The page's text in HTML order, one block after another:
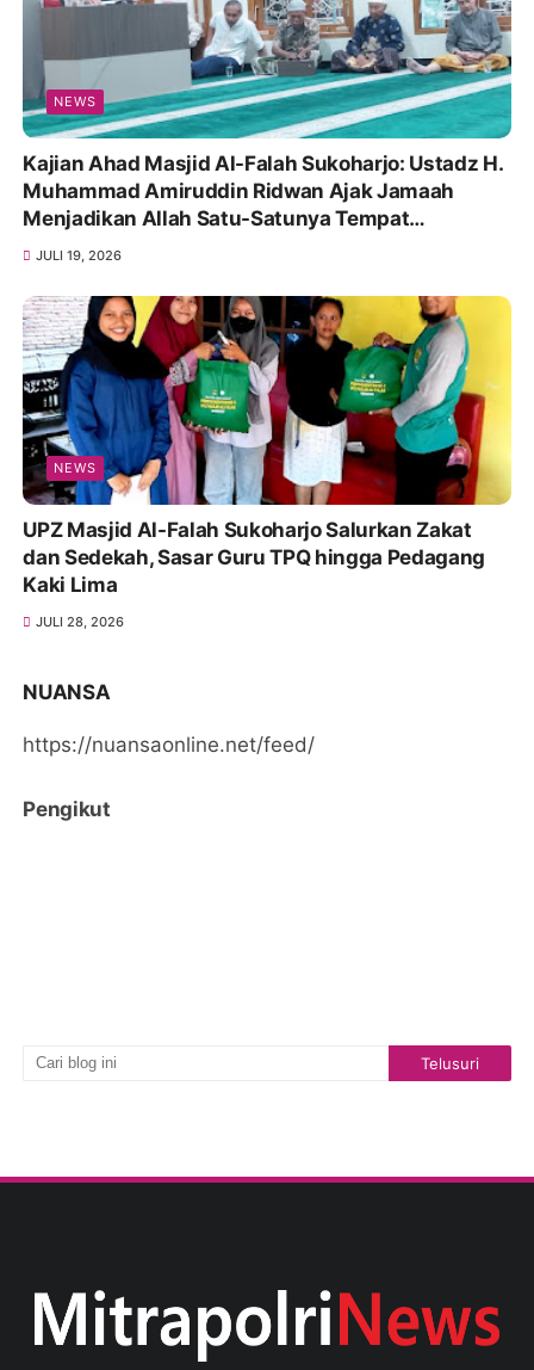
NEWS
Kajian Ahad Masjid Al-Falah Sukoharjo: Ustadz H.
Muhammad Amiruddin Ridwan Ajak Jamaah
Menjadikan Allah Satu-Satunya Tempat
Bergantung
JULI 19, 2026
NEWS
UPZ Masjid Al-Falah Sukoharjo Salurkan Zakat
dan Sedekah, Sasar Guru TPQ hingga Pedagang
Kaki Lima
JULI 28, 2026
NUANSA
https://nuansaonline.net/feed/
Pengikut